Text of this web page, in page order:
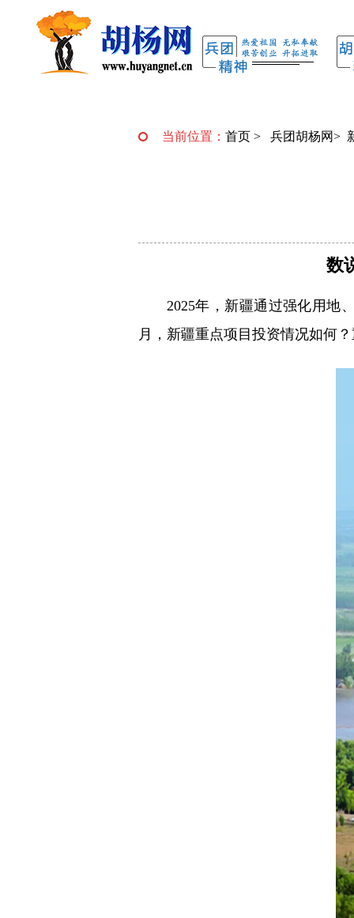
当前位置： 首页 > 兵团胡杨网>
数
2025年，新疆通过强化用地
月，新疆重点项目投资情况如何